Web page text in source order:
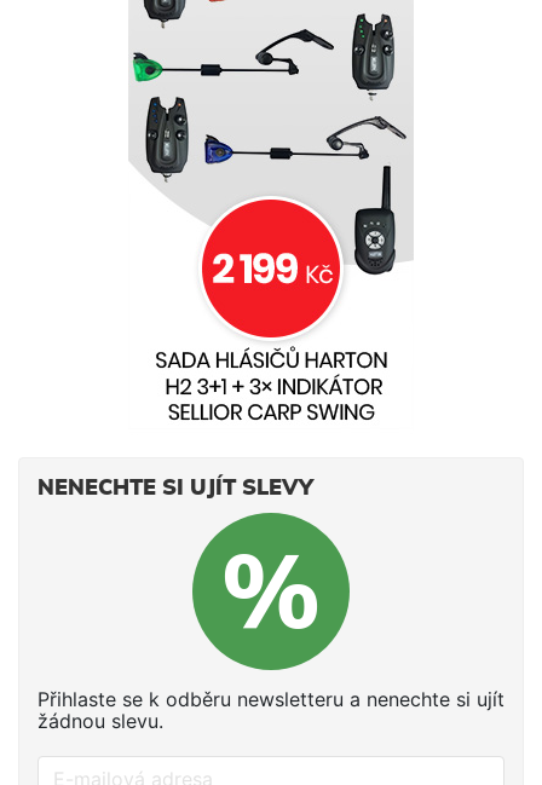
NENECHTE SI UJÍT SLEVY
Přihlaste se k odběru newsletteru a nenechte si ujít
žádnou slevu.